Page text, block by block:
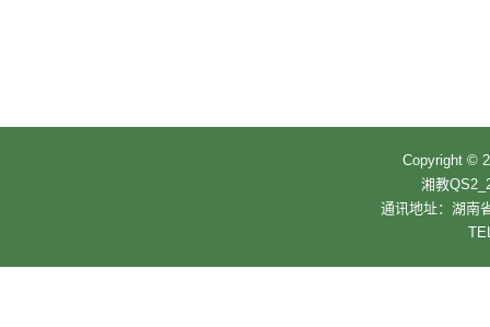
Copyright ©
湘教
通讯地址：湖南